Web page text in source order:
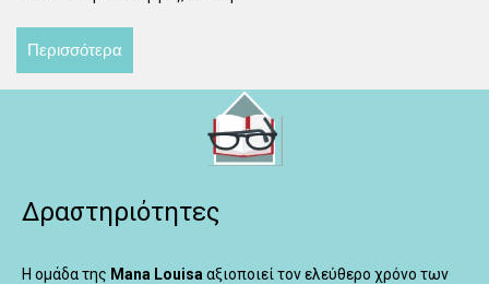
Περισσότερα
Δραστηριότητες
Η ομάδα της Mana Louisa αξιοποιεί τον ελεύθερο χρόνο των